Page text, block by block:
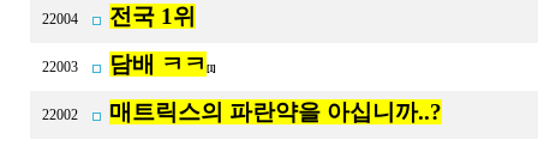
22004 전국 1위
22003 담배 ㅋㅋ [1]
22002 매트릭스의 파란약을 아십니까..?